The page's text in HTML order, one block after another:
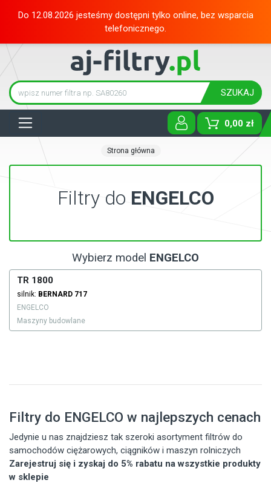
Do 12.08.2026 jesteśmy dostępni tylko online, bez wsparcia
telefonicznego.
SZUKAJ
0,00 zł
Strona główna
Filtry do ENGELCO
Wybierz model ENGELCO
TR 1800
silnik: BERNARD 717
ENGELCO
Maszyny budowlane
Filtry do ENGELCO w najlepszych cenach
Jedynie u nas znajdziesz tak szeroki asortyment filtrów do
samochodów ciężarowych, ciągników i maszyn rolniczych
Zarejestruj się i zyskaj do 5% rabatu na wszystkie produkty
w sklepie